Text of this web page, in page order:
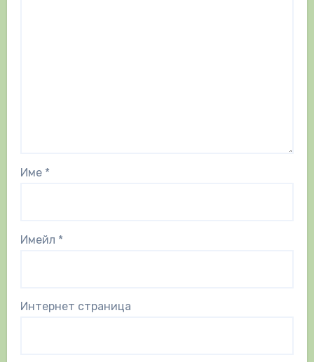
Име *
Имейл *
Интернет страница